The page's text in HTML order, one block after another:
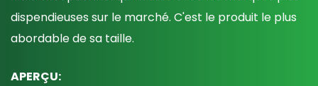
dispendieuses sur le marché. C'est le produit le plus
abordable de sa taille.
APERÇU: